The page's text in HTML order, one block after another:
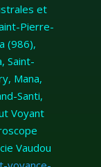
et
Pierre-
(986),
Saint-
Mana,
Santi,
Voyant
Vaudou